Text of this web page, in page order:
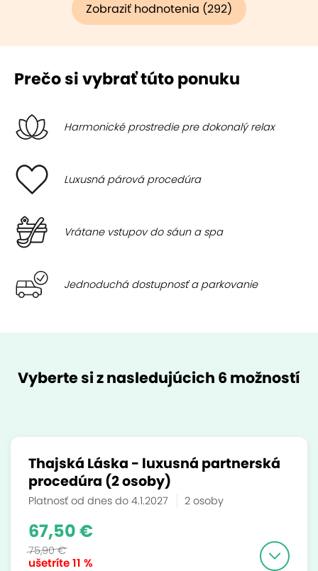
Zobraziť hodnotenia (292)
Prečo si vybrať túto ponuku
Harmonické prostredie pre dokonalý relax
Luxusná párová procedúra
Vrátane vstupov do sáun a spa
Jednoduchá dostupnosť a parkovanie
Vyberte si z nasledujúcich 6 možností
Thajská Láska - luxusná partnerská
procedúra (2 osoby)
Platnosť od dnes do 4.1.2027 2 osoby
ušetríte11 %
67,50 €
75,90 €